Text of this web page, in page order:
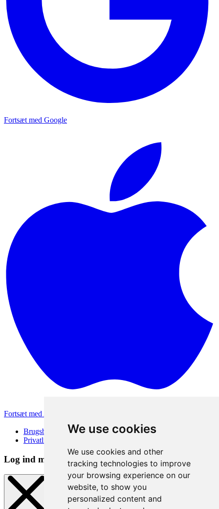
We use cookies
We use cookies and other
tracking technologies to improve
your browsing experience on our
website, to show you
personalized content and
Fortsæt med Google
Fortsæt med Apple
Brugsbetingelser
Privatlivspolitik
Log ind metode